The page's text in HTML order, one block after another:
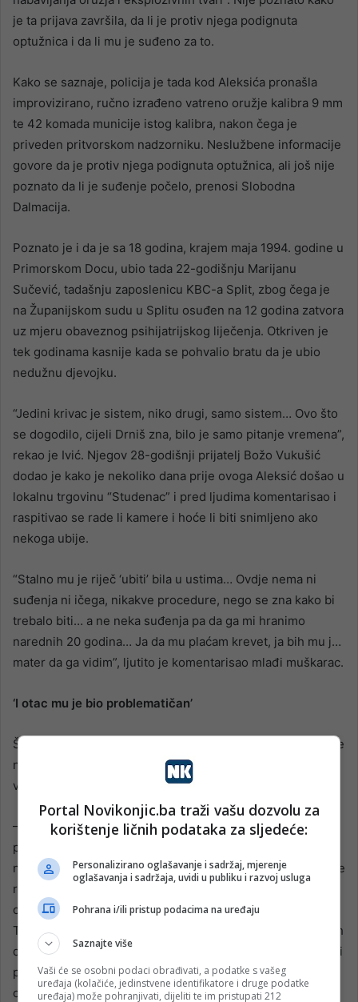
je ta prijava završila, da li je protiv njega podignuta
optužnica i da li mu je suđeno za to.
Kako se saznaje, policija je tada kod Aleksića pronašla
improvizirano, ručno izrađeno vatreno oružje kalibra 9 mm
te 42 komada municije istog kalibra, nakon čega je
priveden pritvorskom nadzorniku. Neslužbene informacije
govore da je protiv njega podignuta optužnica, ali još nije
poznato da li je suđenje počelo, prenosi Slobodna
Dalmacija.
Poznato je i da je sa 18 godina, krajem maja 1994. godine u
Primorskom Docu, ubio tada 22-godišnju Marijanu
Sučević, tadašnju zaposlenicu KBC-a Split, zbog čega je
na Županijskom sudu u Splitu osuđen na 12 godina zatvora
uz mjeru obaveznog psihijatrijskog liječenja. Otkriven je
tek godinama kasnije kada se pohvalio bratu da je ubio
nedužnu djevojku.
“Jedini krivac je sistem, niko drugi, samo sistem… Ovo što
se dogodilo, cijeli Drniš zna, bilo je samo pitanje vremena”,
rekao je Ivić. Njegov 28-godišnji prijatelj Božo Vukušić
dodao je kako je nekoliko dana prije ovoga Aleksić došao u
lokalnu trgovinu “Studenac” i pred ljudima komentarisao i
raspitivao se rade li kamere i hoće li biti snimljeno ako
nekoga ubije.
“Stalno mu je riječ ‘ubiti’ bila u ustima… Ovdje nema ni
suđenja ni ičega, nikakve procedure, nego se zna kako bi
trebalo biti… a ne neka suđenja pa da ga mi hranimo
narednih 20 godina… Ja da mu plaćam krevet, ja bih mu j…
mater da ga vidim”, ljutito je komentarisao mlađi muškarac.
‘I otac mu je bio problematičan’
Šibenska policija je tokom nedjelje objavila kako od subote
navečer intenzivno tragaju za Aleksićem “koji se dovodi u
vezu s ubistvom mladića”.
– U intenzivnu potragu uključene su sve raspoložive
policijske snage i tehnika. Upozoravamo građane da, ako
naiđu na Kristijana Aleksića, da mu se ne približavaju jer se
radi o opasnoj osobi i vjerovatno je naoružan vatrenim
oružjem. U tom slučaju sklonite se i odmah pozovite 192.
Također, svi građani koji imaju korisne informacije mogu ih
dojaviti na broj telefona 192, u najbližu policijsku stanicu ili
putem e-mail adrese sibensko-kninska@policija.hr –
objavila je šibenska policija.
Portal Novikonjic.ba traži vašu dozvolu za
korištenje ličnih podataka za sljedeće:
Personalizirano oglašavanje i sadržaj, mjerenje
oglašavanja i sadržaja, uvidi u publiku i razvoj usluga
Pohrana i/ili pristup podacima na uređaju
Saznajte više
Vaši će se osobni podaci obrađivati, a podatke s vašeg
uređaja (kolačiće, jedinstvene identifikatore i druge podatke
uređaja) može pohranjivati, dijeliti te im pristupati 212